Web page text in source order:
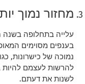
מחזור נמוך
עלייה בתחלופה בשנה
בענפים מסוימים
נמוכה של כישרונות,
להרשות לעצמם להיות
לשנות את דעתם.